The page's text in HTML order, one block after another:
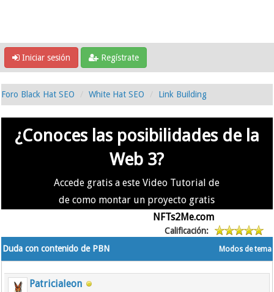
Iniciar sesión Regístrate
Foro Black Hat SEO White Hat SEO Link Building
¿Conoces las posibilidades de la
Web 3?
Accede gratis a este Video Tutorial de
de como montar un proyecto gratis
NFTs2Me.com
Calificación:
Modos de tema
Duda con contenido de PBN
Patricialeon